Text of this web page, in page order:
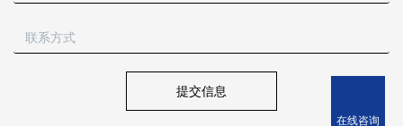
提交信息
在线咨询